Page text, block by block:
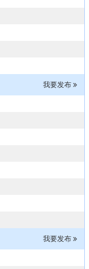
10-13
我要发布
我要发布